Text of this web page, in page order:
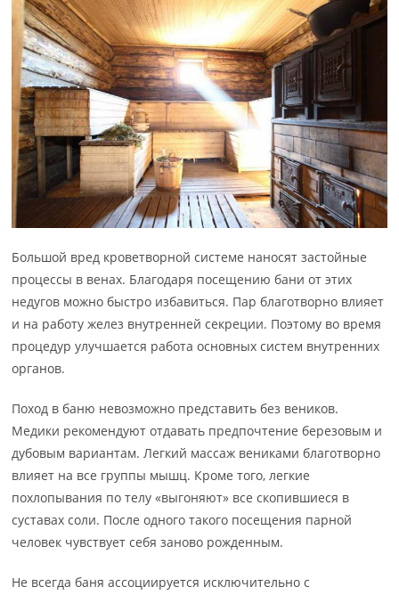
Большой вред кроветворной системе наносят застойные
процессы в венах. Благодаря посещению бани от этих
недугов можно быстро избавиться. Пар благотворно влияет
и на работу желез внутренней секреции. Поэтому во время
процедур улучшается работа основных систем внутренних
органов.
Поход в баню невозможно представить без веников.
Медики рекомендуют отдавать предпочтение березовым и
дубовым вариантам. Легкий массаж вениками благотворно
влияет на все группы мышц. Кроме того, легкие
похлопывания по телу «выгоняют» все скопившиеся в
суставах соли. После одного такого посещения парной
человек чувствует себя заново рожденным.
Не всегда баня ассоциируется исключительно с